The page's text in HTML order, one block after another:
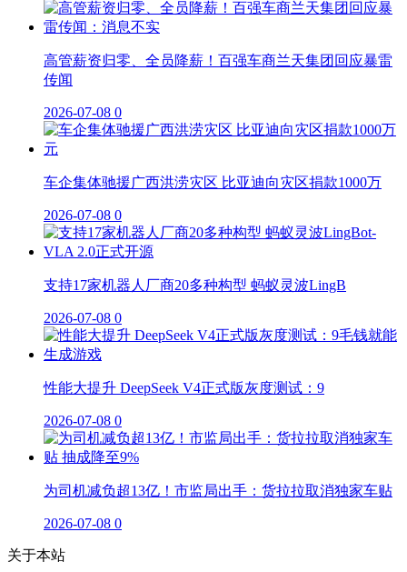
高管薪资归零、全员降薪！百强车商兰天集团回应暴雷
传闻
2026-07-08 0
车企集体驰援广西洪涝灾区 比亚迪向灾区捐款1000万
2026-07-08 0
支持17家机器人厂商20多种构型 蚂蚁灵波LingB
2026-07-08 0
性能大提升 DeepSeek V4正式版灰度测试：9
2026-07-08 0
为司机减负超13亿！市监局出手：货拉拉取消独家车贴
2026-07-08 0
关于本站